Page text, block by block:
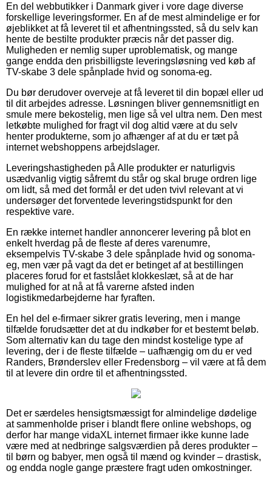
En del webbutikker i Danmark giver i vore dage diverse
forskellige leveringsformer. En af de mest almindelige er for
øjeblikket at få leveret til et afhentningssted, så du selv kan
hente de bestilte produkter præcis når det passer dig.
Muligheden er nemlig super uproblematisk, og mange
gange endda den prisbilligste leveringsløsning ved køb af
TV-skabe 3 dele spånplade hvid og sonoma-eg.
Du bør derudover overveje at få leveret til din bopæl eller ud
til dit arbejdes adresse. Løsningen bliver gennemsnitligt en
smule mere bekostelig, men lige så vel ultra nem. Den mest
letkøbte mulighed for fragt vil dog altid være at du selv
henter produkterne, som jo afhænger af at du er tæt på
internet webshoppens arbejdslager.
Leveringshastigheden på Alle produkter er naturligvis
usædvanlig vigtig såfremt du står og skal bruge ordren lige
om lidt, så med det formål er det uden tvivl relevant at vi
undersøger det forventede leveringstidspunkt for den
respektive vare.
En række internet handler annoncerer levering på blot en
enkelt hverdag på de fleste af deres varenumre,
eksempelvis TV-skabe 3 dele spånplade hvid og sonoma-
eg, men vær på vagt da det er betinget af at bestillingen
placeres forud for et fastslået klokkeslæt, så at de har
mulighed for at nå at få varerne afsted inden
logistikmedarbejderne har fyraften.
En hel del e-firmaer sikrer gratis levering, men i mange
tilfælde forudsætter det at du indkøber for et bestemt beløb.
Som alternativ kan du tage den mindst kostelige type af
levering, der i de fleste tilfælde – uafhængig om du er ved
Randers, Brønderslev eller Fredensborg – vil være at få dem
til at levere din ordre til et afhentningssted.
Det er særdeles hensigtsmæssigt for almindelige dødelige
at sammenholde priser i blandt flere online webshops, og
derfor har mange vidaXL internet firmaer ikke kunne lade
være med at nedbringe salgsværdien på deres produkter –
til børn og babyer, men også til mænd og kvinder – drastisk,
og endda nogle gange præstere fragt uden omkostninger.